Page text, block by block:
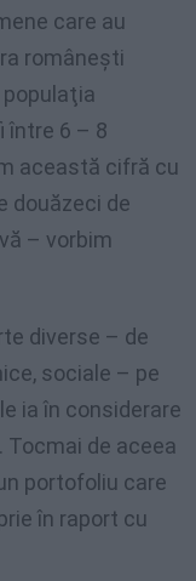
care au
româneşti
între 6 – 8
această cifră cu
douăzeci de
– vorbim
diverse – de
sociale – pe
ia în considerare
de aceea
portofoliu care
în raport cu